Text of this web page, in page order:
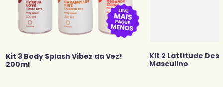
Kit 3 Body Splash Vibez da Vez!
200ml
Kit 2 Lattitude
Masculino